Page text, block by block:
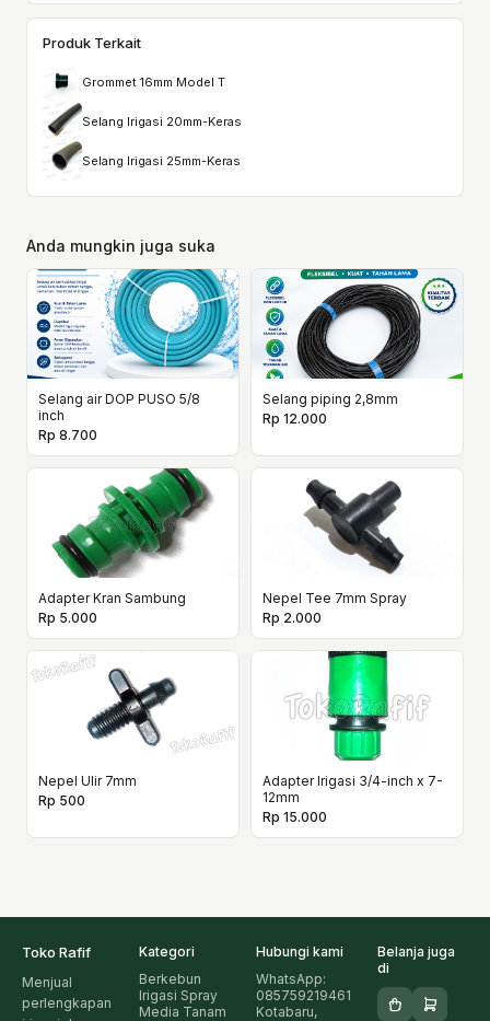
Produk Terkait
Grommet 16mm Model T
Selang Irigasi 20mm-Keras
Selang Irigasi 25mm-Keras
Anda mungkin juga suka
Selang air DOP PUSO 5/8
inch
Rp 8.700
Selang piping 2,8mm
Rp 12.000
Adapter Kran Sambung
Rp 5.000
Nepel Tee 7mm Spray
Rp 2.000
Nepel Ulir 7mm
Rp 500
Adapter Irigasi 3/4-inch x 7-
12mm
Rp 15.000
Toko Rafif
Menjual
perlengkapan
Kategori
Berkebun
Irigasi Spray
Media Tanam
Hubungi kami
WhatsApp:
085759219461
Kotabaru,
Belanja juga
di